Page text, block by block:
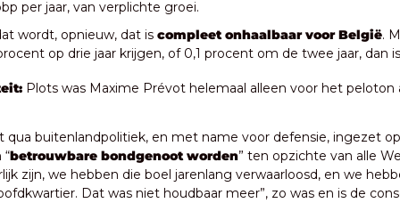
per jaar, van verplichte groei.
wordt, opnieuw, dat is compleet onhaalbaar voor België.
op drie jaar krijgen, of 0,1 procent om de twee jaar, dan
Plots was Maxime Prévot helemaal alleen voor het peloton
qua buitenlandpolitiek, en met name voor defensie, ingezet
betrouwbare bondgenoot worden” ten opzichte van alle
zijn, we hebben die boel jarenlang verwaarloosd, en we
Dat was niet houdbaar meer”, zo was en is de